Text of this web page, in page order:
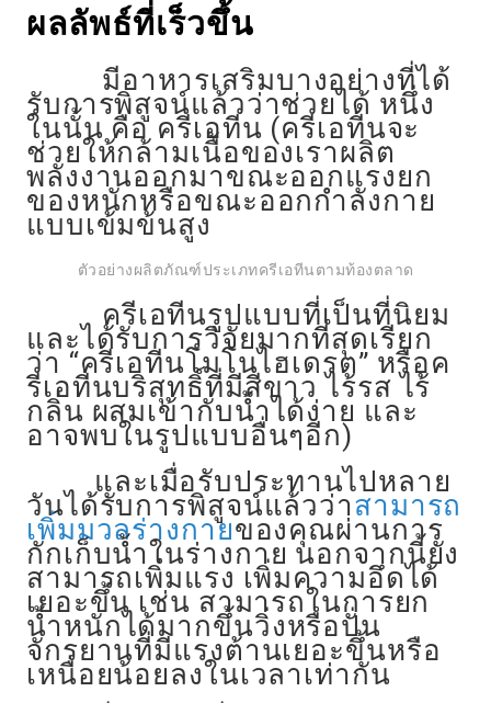
ผลลัพธ์ที่เร็วขึ้น
มีอาหารเสริมบางอย่างที่ได้
รับการพิสูจน์แล้วว่าช่วยได้ หนึ่ง
ในนั้น คือ ครีเอทีน (ครีเอทีนจะ
ช่วยให้กล้ามเนื้อของเราผลิต
พลังงานออกมาขณะออกแรงยก
ของหนักหรือขณะออกกำลังกาย
แบบเข้มข้นสูง
ตัวอย่างผลิตภัณฑ์ประเภทครีเอทีนตามท้องตลาด
ครีเอทีนรูปแบบที่เป็นที่นิยม
และได้รับการวิจัยมากที่สุดเรียก
ว่า “ครีเอทีนโมโนไฮเดรต” หรือค
รีเอทีนบริสุทธิ์ที่มีสีขาว ไร้รส ไร้
กลิ่น ผสมเข้ากับน้ำได้ง่าย และ
อาจพบในรูปแบบอื่นๆอีก)
และเมื่อรับประทานไปหลาย
วันได้รับการพิสูจน์แล้วว่าสามารถ
เพิ่มมวลร่างกายของคุณผ่านการ
กักเก็บน้ำในร่างกาย นอกจากนี้ยัง
สามารถเพิ่มแรง เพิ่มความอึดได้
เยอะขึ้น เช่น สามารถในการยก
น้ำหนักได้มากขึ้นวิ่งหรือปั่น
จักรยานที่มีแรงต้านเยอะขึ้นหรือ
เหนื่อยน้อยลงในเวลาเท่ากัน